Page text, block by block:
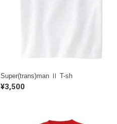
Super(trans)man Ⅱ T-sh
¥3,500